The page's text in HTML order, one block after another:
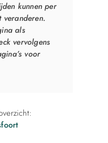
kunnen per
veranderen.
als
vervolgens
voor